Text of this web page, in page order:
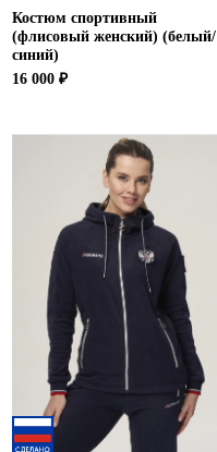
Костюм спортивный
(флисовый женский) (белый/
синий)
16 000 ₽